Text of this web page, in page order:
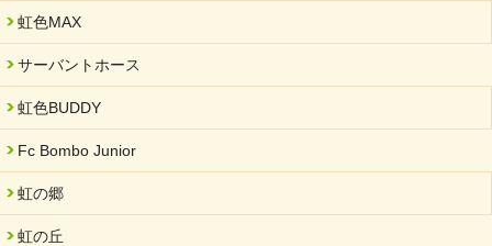
虹色MAX
サーバントホース
虹色BUDDY
Fc Bombo Junior
虹の郷
虹の丘